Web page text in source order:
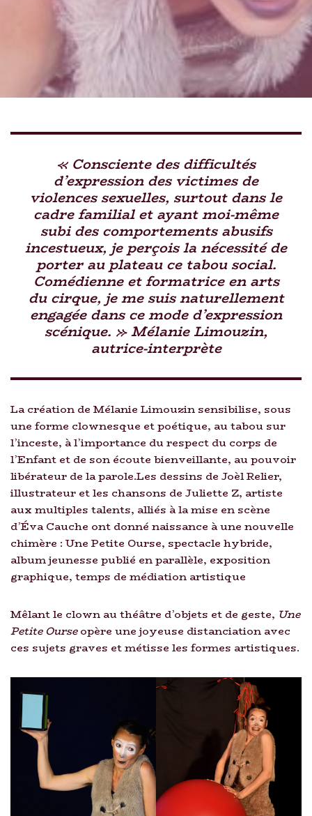
« Consciente des difficultés
d’expression des victimes de
violences sexuelles, surtout dans le
cadre familial et ayant moi-même
subi des comportements abusifs
incestueux, je perçois la nécessité de
porter au plateau ce tabou social.
Comédienne et formatrice en arts
du cirque, je me suis naturellement
engagée dans ce mode d’expression
scénique. » Mélanie Limouzin,
autrice-interprète
La création de Mélanie Limouzin sensibilise, sous
une forme clownesque et poétique, au tabou sur
l’inceste, à l’importance du respect du corps de
l’Enfant et de son écoute bienveillante, au pouvoir
libérateur de la parole.Les dessins de Joèl Relier,
illustrateur et les chansons de Juliette Z, artiste
aux multiples talents, alliés à la mise en scène
d’Éva Cauche ont donné naissance à une nouvelle
chimère : Une Petite Ourse, spectacle hybride,
album jeunesse publié en parallèle, exposition
graphique, temps de médiation artistique
Mêlant le clown au théâtre d’objets et de geste, Une
Petite Ourseopère une joyeuse distanciation avec
ces sujets graves et métisse les formes artistiques.